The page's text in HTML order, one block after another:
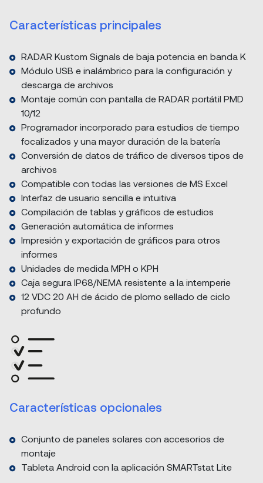
Características principales
RADAR Kustom Signals de baja potencia en banda K
Módulo USB e inalámbrico para la configuración y
descarga de archivos
Montaje común con pantalla de RADAR portátil PMD
10/12
Programador incorporado para estudios de tiempo
focalizados y una mayor duración de la batería
Conversión de datos de tráfico de diversos tipos de
archivos
Compatible con todas las versiones de MS Excel
Interfaz de usuario sencilla e intuitiva
Compilación de tablas y gráficos de estudios
Generación automática de informes
Impresión y exportación de gráficos para otros
informes
Unidades de medida MPH o KPH
Caja segura IP68/NEMA resistente a la intemperie
12 VDC 20 AH de ácido de plomo sellado de ciclo
profundo
Características opcionales
Conjunto de paneles solares con accesorios de
montaje
Tableta Android con la aplicación SMARTstat Lite